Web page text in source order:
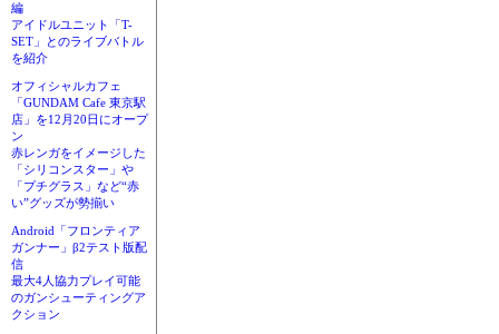
編
アイドルユニット「T-
SET」とのライブバトル
を紹介
オフィシャルカフェ
「GUNDAM Cafe 東京駅
店」を12月20日にオープ
ン
赤レンガをイメージした
「シリコンスター」や
「プチグラス」など“赤
い”グッズが勢揃い
Android「フロンティア
ガンナー」β2テスト版配
信
最大4人協力プレイ可能
のガンシューティングア
クション